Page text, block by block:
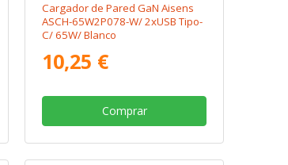
Cargador de Pared GaN Aisens
ASCH-65W2P078-W/ 2xUSB Tipo-
C/ 65W/ Blanco
10,25 €
Comprar